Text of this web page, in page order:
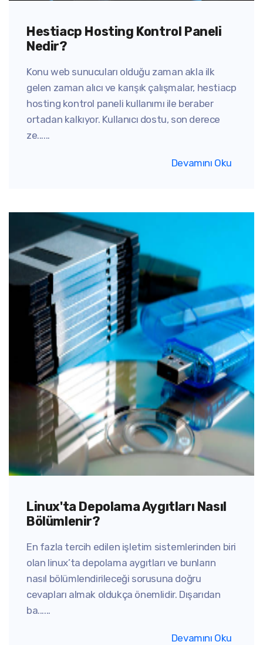
Hestiacp Hosting Kontrol Paneli
Nedir?
Konu web sunucuları olduğu zaman akla ilk
gelen zaman alıcı ve karışık çalışmalar, hestiacp
hosting kontrol paneli kullanımı ile beraber
ortadan kalkıyor. Kullanıcı dostu, son derece
ze......
Devamını Oku
Linux'ta Depolama Aygıtları Nasıl
Bölümlenir?
En fazla tercih edilen işletim sistemlerinden biri
olan linux’ta depolama aygıtları ve bunların
nasıl bölümlendirileceği sorusuna doğru
cevapları almak oldukça önemlidir. Dışarıdan
ba......
Devamını Oku